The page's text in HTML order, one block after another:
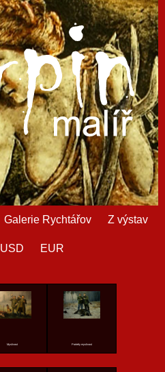
Galerie Rychtářov Z výstav
USD EUR
Myslivost Portréty myslivost